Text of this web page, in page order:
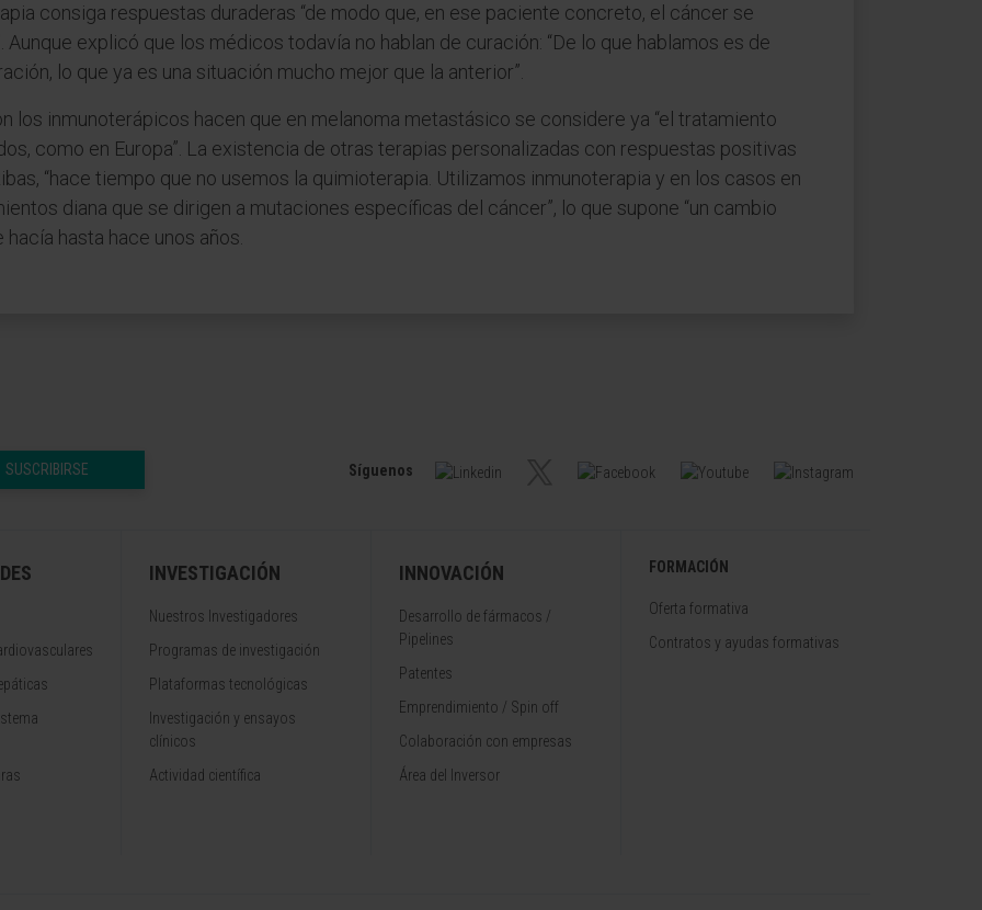
consiga respuestas duraderas “de modo que, en ese paciente concreto, el cáncer se
explicó que los médicos todavía no hablan de curación: “De lo que hablamos es de
lo que ya es una situación mucho mejor que la anterior”.
los inmunoterápicos hacen que en melanoma metastásico se considere ya “el tratamiento
como en Europa”. La existencia de otras terapias personalizadas con respuestas positivas
“hace tiempo que no usemos la quimioterapia. Utilizamos inmunoterapia y en los casos en
diana que se dirigen a mutaciones específicas del cáncer”, lo que supone “un cambio
hasta hace unos años.
SUSCRIBIRSE Síguenos
INVESTIGACIÓN
Nuestros Investigadores
Programas de investigación
Plataformas tecnológicas
Investigación y ensayos
clínicos
Actividad científica
INNOVACIÓN
Desarrollo de fármacos /
Pipelines
Patentes
Emprendimiento / Spin off
Colaboración con empresas
Área del Inversor
FORMACIÓN
Oferta formativa
Contratos y ayudas formativas